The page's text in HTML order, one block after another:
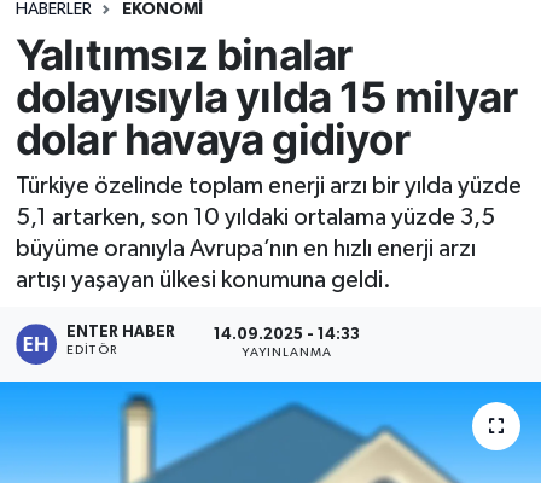
HABERLER EKONOMİ
Yalıtımsız binalar
dolayısıyla yılda 15 milyar
dolar havaya gidiyor
Türkiye özelinde toplam enerji arzı bir yılda yüzde
5,1 artarken, son 10 yıldaki ortalama yüzde 3,5
büyüme oranıyla Avrupa’nın en hızlı enerji arzı
artışı yaşayan ülkesi konumuna geldi.
ENTER HABER
EDITÖR
14.09.2025 - 14:33
YAYINLANMA